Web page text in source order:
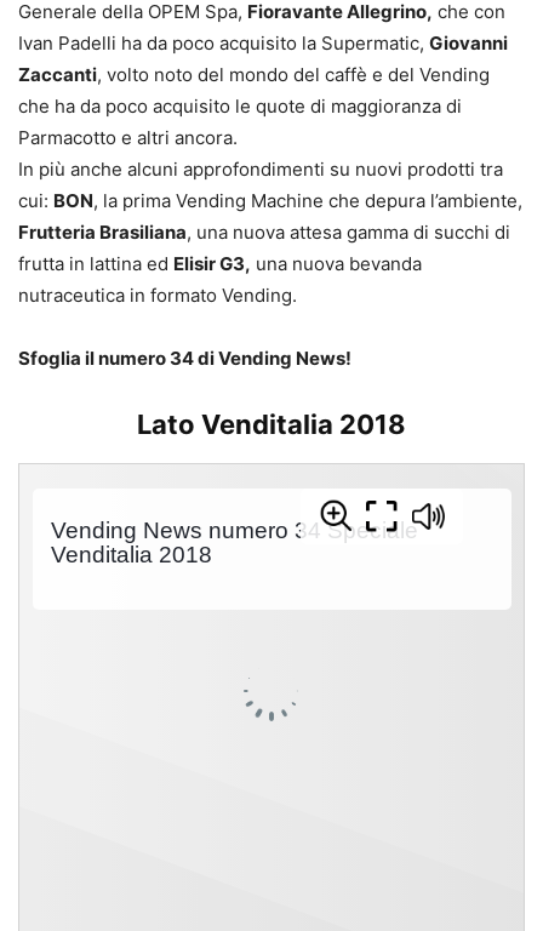
Generale della OPEM Spa, Fioravante Allegrino, che con
Ivan Padelli ha da poco acquisito la Supermatic, Giovanni
Zaccanti, volto noto del mondo del caffè e del Vending
che ha da poco acquisito le quote di maggioranza di
Parmacotto e altri ancora.
In più anche alcuni approfondimenti su nuovi prodotti tra
cui: BON, la prima Vending Machine che depura l’ambiente,
Frutteria Brasiliana, una nuova attesa gamma di succhi di
frutta in lattina ed Elisir G3, una nuova bevanda
nutraceutica in formato Vending.
Sfoglia il numero 34 di Vending News!
Lato Venditalia 2018